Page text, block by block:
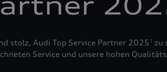
stolz, Audi Top Service Partner 2025 1
zu
Service und unsere hohen